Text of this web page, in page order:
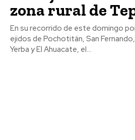
zona rural de
En su recorrido de este domingo
ejidos de Pochotitán, San
Yerba y El Ahuacate, el...